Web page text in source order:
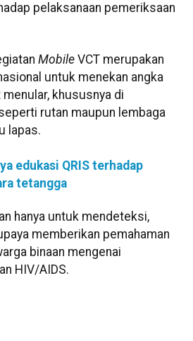
pelaksanaan pemeriksaan
Mobile VCT merupakan
untuk menekan angka
khususnya di
rutan maupun lembaga
lapas.
edukasi QRIS terhadap
tetangga
hanya untuk mendeteksi,
memberikan pemahaman
binaan mengenai
HIV/AIDS.